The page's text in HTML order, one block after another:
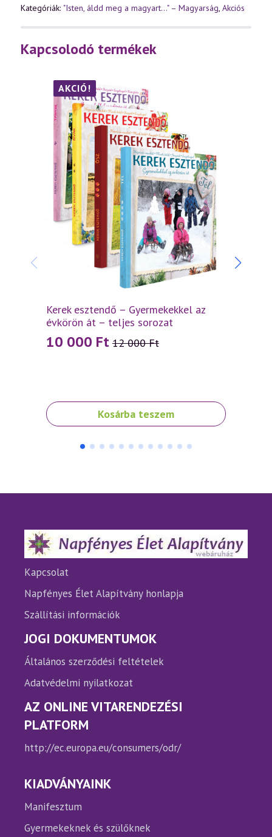
Kategóriák: "Isten, áldd meg a magyart..." – Magyarság, Akciós
Kapcsolodó termékek
AKCIÓ!
Kerek esztendő – Gyermekekkel az
évkörön át – teljes sorozat
12 000Ft
Original
12
000 Ft.
10 000 Ft
Current
10
000 Ft.
Kosárba teszem
A
ki
Kapcsolat
Napfényes Élet Alapítvány honlapja
Szállítási információk
JOGI DOKUMENTUMOK
Általános szerződési feltételek
Adatvédelmi nyilatkozat
AZ ONLINE VITARENDEZÉSI
PLATFORM
http://ec.europa.eu/consumers/odr/
KIADVÁNYAINK
Manifesztum
Gyermekeknek és szülőknek